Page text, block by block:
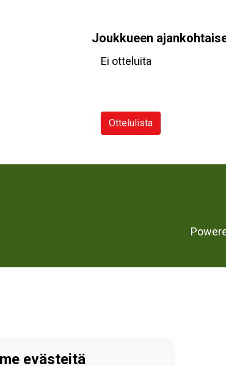
Joukkueen
Ei otteluita
Ottelulista
evästeitä